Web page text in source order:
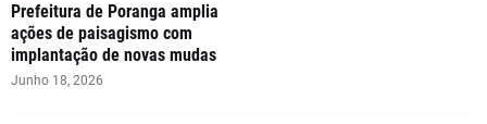
Prefeitura de Poranga amplia
ações de paisagismo com
implantação de novas mudas
Junho 18, 2026